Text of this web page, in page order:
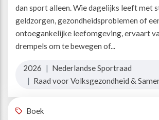
dan sport alleen. Wie dagelijks leeft met
geldzorgen, gezondheidsproblemen of
ontoegankelijke leefomgeving, ervaart
drempels om te bewegen of...
2026 | Nederlandse Sportraad
| Raad voor Volksgezondheid &
Boek